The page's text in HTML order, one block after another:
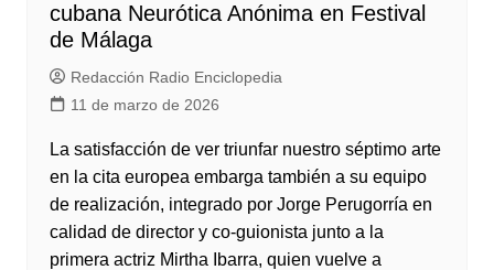
cubana Neurótica Anónima en Festival
de Málaga
Redacción Radio Enciclopedia
11 de marzo de 2026
La satisfacción de ver triunfar nuestro séptimo arte
en la cita europea embarga también a su equipo
de realización, integrado por Jorge Perugorría en
calidad de director y co-guionista junto a la
primera actriz Mirtha Ibarra, quien vuelve a